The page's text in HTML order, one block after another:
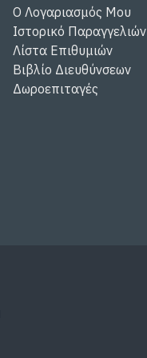
Ο Λογαριασμός Μου
Ιστορικό Παραγγελιών
Λίστα Επιθυμιών
Βιβλίο Διευθύνσεων
Δωροεπιταγές